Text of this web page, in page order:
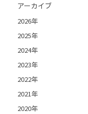
アーカイブ
2026年
2025年
2024年
2023年
2022年
2021年
2020年